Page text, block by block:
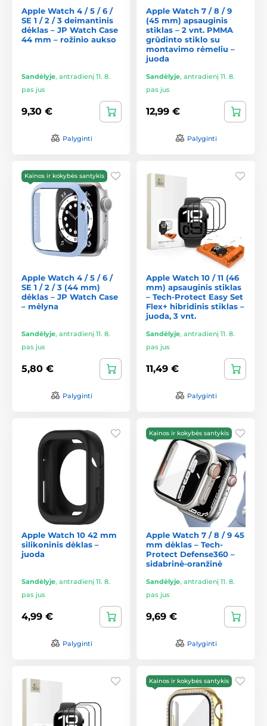
Apple Watch 4 / 5 / 6 /
SE 1 / 2 / 3 deimantinis
dėklas – JP Watch Case
44 mm – rožinio aukso
Sandėlyje, antradienį 11. 8.
pas jus
9,30 €
Palyginti
Apple Watch 7 / 8 / 9
(45 mm) apsauginis
stiklas – 2 vnt. PMMA
grūdinto stiklo su
montavimo rėmeliu –
juoda
Sandėlyje, antradienį 11. 8.
pas jus
12,99 €
Palyginti
Kainos ir kokybės santykis
Apple Watch 4 / 5 / 6 /
SE 1 / 2 / 3 (44 mm)
dėklas – JP Watch Case
– mėlyna
Sandėlyje, antradienį 11. 8.
pas jus
5,80 €
Palyginti
Apple Watch 10 / 11 (46
mm) apsauginis stiklas
– Tech-Protect Easy Set
Flex+ hibridinis stiklas –
juoda, 3 vnt.
Sandėlyje, antradienį 11. 8.
pas jus
11,49 €
Palyginti
Apple Watch 10 42 mm
silikoninis dėklas –
juoda
Sandėlyje, antradienį 11. 8.
pas jus
4,99 €
Palyginti
Kainos ir kokybės santykis
Apple Watch 7 / 8 / 9 45
mm dėklas – Tech-
Protect Defense360 –
sidabrinė-oranžinė
Sandėlyje, antradienį 11. 8.
pas jus
9,69 €
Palyginti
Kainos ir kokybės santykis